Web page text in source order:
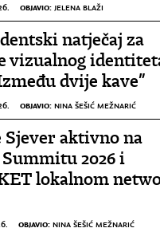
OBJAVIO: JELENA BLAŽI
natječaj za
vizualnog
dvije kave”
OBJAVIO: NINA ŠEŠIĆ MEŽNARIĆ
Sjever aktivno na
2026 i
lokalnom
OBJAVIO: NINA ŠEŠIĆ MEŽNARIĆ